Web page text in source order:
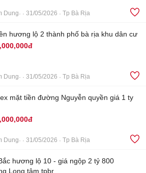
Dung 31/05/2026 Tp Bà Rịa
hương lộ 2 thành phố bà rịa khu dân cư
Dung 31/05/2026 Tp Bà Rịa
mặt tiền đường Nguyễn quyền giá 1 ty
Dung 31/05/2026 Tp Bà Rịa
hương lộ 10 - giá ngộp 2 tỷ 800
Long tâm tpbr